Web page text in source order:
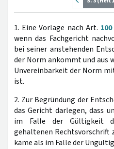
1. Eine Vorlage nach Art. 100
wenn das Fachgericht
bei seiner anstehenden
der Norm ankommt und aus
Unvereinbarkeit der Norm
ist.
2. Zur Begründung der
das Gericht darlegen, dass
im Falle der Gültigkeit
gehaltenen Rechtsvorschrift
käme als im Falle der